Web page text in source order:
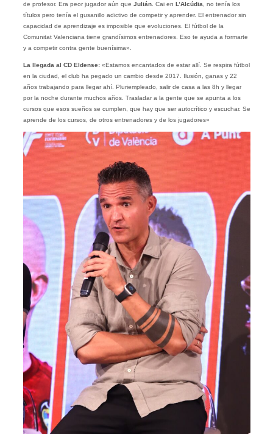
de profesor. Era peor jugador aún que Julián. Cai en L’Alcúdia, no tenía los
títulos pero tenía el gusanillo adictivo de competir y aprender. El entrenador sin
capacidad de aprendizaje es imposible que evoluciones. El fútbol de la
Comunitat Valenciana tiene grandísimos entrenadores. Eso te ayuda a formarte
y a competir contra gente buenísima».
La llegada al CD Eldense:«Estamos encantados de estar allí. Se respira fútbol
en la ciudad, el club ha pegado un cambio desde 2017. Ilusión, ganas y 22
años trabajando para llegar ahí. Pluriempleado, salir de casa a las 8h y llegar
por la noche durante muchos años. Trasladar a la gente que se apunta a los
cursos que esos sueños se cumplen, que hay que ser autocrítico y escuchar. Se
aprende de los cursos, de otros entrenadores y de los jugadores»